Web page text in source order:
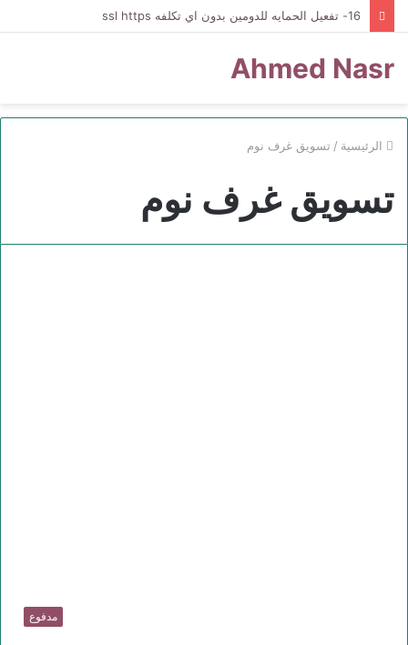
16- تفعيل الحمايه للدومين بدون اي تكلفه ssl https
Ahmed Nasr
الرئيسية / تسويق غرف نوم
تسويق غرف نوم
مدفوع